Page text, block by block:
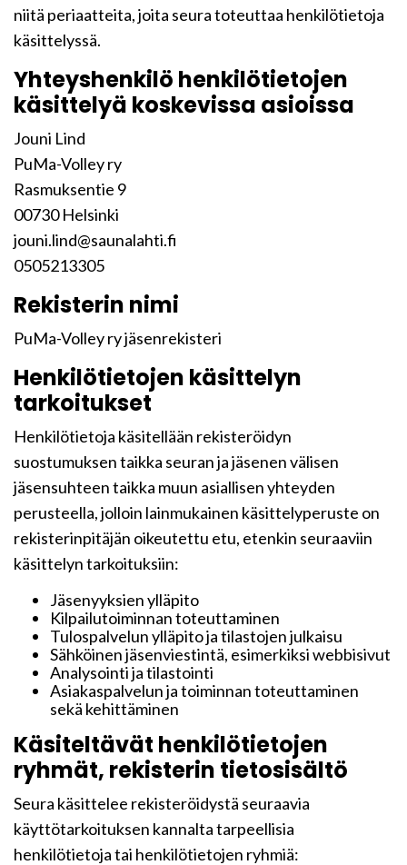
niitä periaatteita, joita seura toteuttaa henkilötietoja
käsittelyssä.
Yhteyshenkilö henkilötietojen
käsittelyä koskevissa asioissa
Jouni Lind
PuMa-Volley ry
Rasmuksentie 9
00730 Helsinki
jouni.lind@saunalahti.fi
0505213305
Rekisterin nimi
PuMa-Volley ry jäsenrekisteri
Henkilötietojen käsittelyn
tarkoitukset
Henkilötietoja käsitellään rekisteröidyn
suostumuksen taikka seuran ja jäsenen välisen
jäsensuhteen taikka muun asiallisen yhteyden
perusteella, jolloin lainmukainen käsittelyperuste on
rekisterinpitäjän oikeutettu etu, etenkin seuraaviin
käsittelyn tarkoituksiin:
Jäsenyyksien ylläpito
Kilpailutoiminnan toteuttaminen
Tulospalvelun ylläpito ja tilastojen julkaisu
Sähköinen jäsenviestintä, esimerkiksi webbisivut
Analysointi ja tilastointi
Asiakaspalvelun ja toiminnan toteuttaminen
sekä kehittäminen
Käsiteltävät henkilötietojen
ryhmät, rekisterin tietosisältö
Seura käsittelee rekisteröidystä seuraavia
käyttötarkoituksen kannalta tarpeellisia
henkilötietoja tai henkilötietojen ryhmiä: